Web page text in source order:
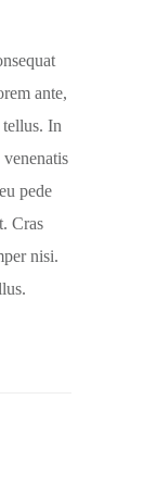
ante,
In
pede
Cras
nisi.